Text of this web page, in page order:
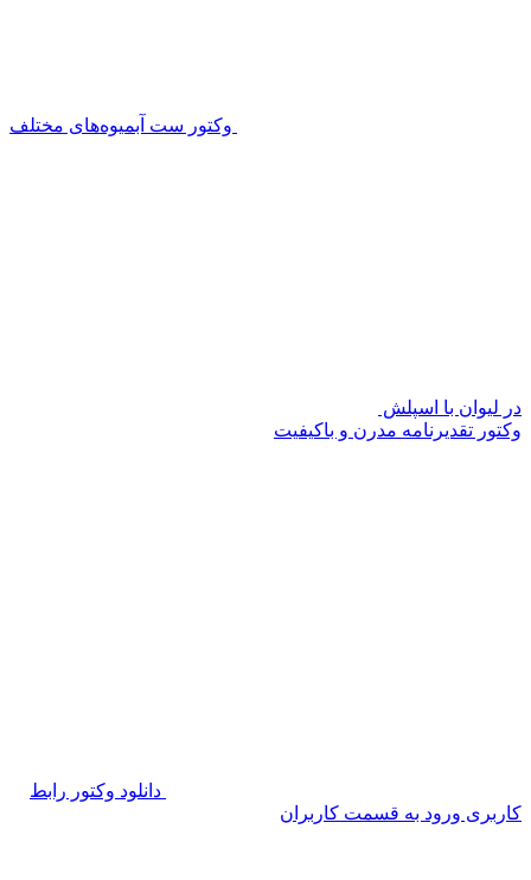
وکتور ست آبمیوه‌های مختلف
در لیوان با اسپلش
وکتور تقدیرنامه مدرن و باکیفیت
دانلود وکتور رابط
کاربری ورود به قسمت کاربران